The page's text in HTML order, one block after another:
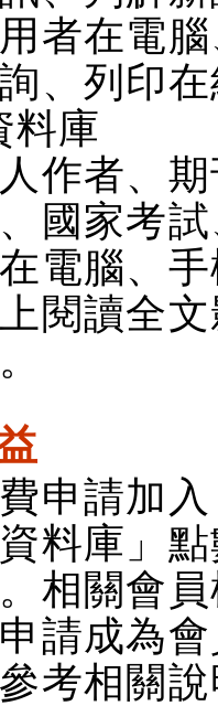
者在電
、列印
料庫
作者、
國家考
電腦、
閱讀全
申請加
資料庫」
相關會
請成為
考相關